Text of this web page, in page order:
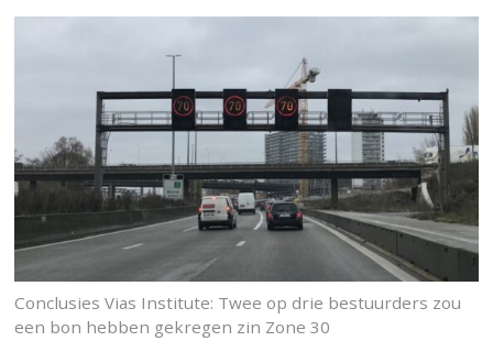
Conclusies Vias Institute: Twee op drie bestuurders zou
een bon hebben gekregen zin Zone 30